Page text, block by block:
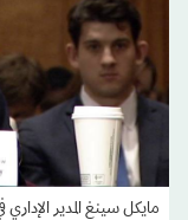
مايكل سينغ المدير